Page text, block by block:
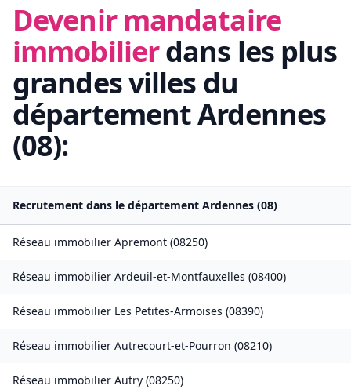
Devenir mandataire
immobilierdans les plus
grandes villes du
départementArdennes
(08):
Recrutement dans le département Ardennes (08)
Réseau immobilier Apremont (08250)
Réseau immobilier Ardeuil-et-Montfauxelles (08400)
Réseau immobilier Les Petites-Armoises (08390)
Réseau immobilier Autrecourt-et-Pourron (08210)
Réseau immobilier Autry (08250)